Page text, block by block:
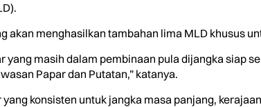
akan menghasilkan tambahan lima MLD khusus
yang masih dalam pembinaan pula dijangka siap
Papar dan Putatan,” katanya.
konsisten untuk jangka masa panjang,